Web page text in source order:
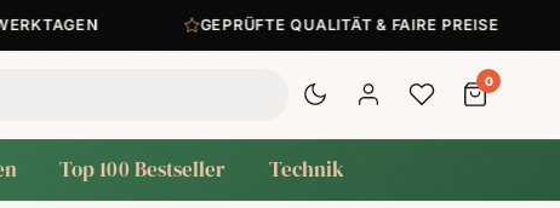
GEPRÜFTE QUALITÄT & FAIRE PREISE
0
Top 100 Bestseller Technik